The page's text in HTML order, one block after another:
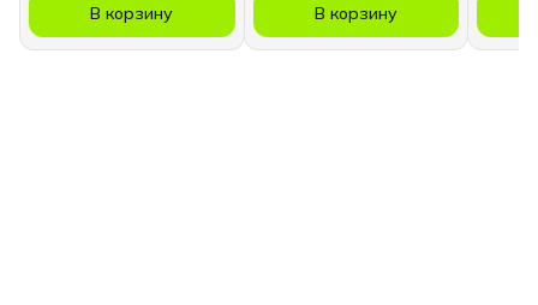
В корзину
В корзину